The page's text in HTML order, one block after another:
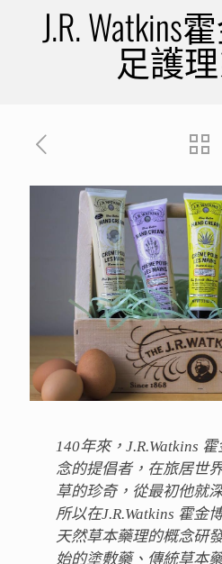
J.R. Watkins
足護
140年來，J.R.Watkins
念的提倡者，在旅居世
草的珍奇，從最初他就
所以在J.R.Watkins 霍金
天然草本藥理的概念研
始的塗敷藥、傳統草本